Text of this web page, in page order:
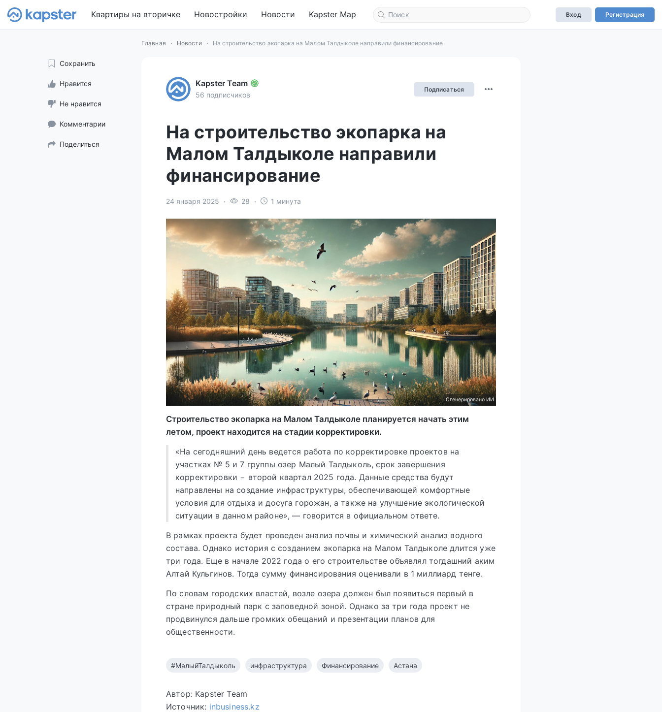
Квартиры на вторичке Новостройки Новости Kapster Map Вход Регистрация
Главная Новости На строительство экопарка на Малом Талдыколе направили финансирование
Сохранить
Нравится
Не нравится
Комментарии
Поделиться
Kapster Team
56 подписчиков
Подписаться
На строительство экопарка на
Малом Талдыколе направили
финансирование
24 января 2025 28 1 минута
Сгенерировано ИИ
Строительство экопарка на Малом Талдыколе планируется начать этим
летом, проект находится на стадии корректировки.
«На сегодняшний день ведется работа по корректировке проектов на
участках № 5 и 7 группы озер Малый Талдыколь, срок завершения
корректировки − второй квартал 2025 года. Данные средства будут
направлены на создание инфраструктуры, обеспечивающей комфортные
условия для отдыха и досуга горожан, а также на улучшение экологической
ситуации в данном районе», — говорится в официальном ответе.
В рамках проекта будет проведен анализ почвы и химический анализ водного
состава. Однако история с созданием экопарка на Малом Талдыколе длится уже
три года. Еще в начале 2022 года о его строительстве объявлял тогдашний аким
Алтай Кульгинов. Тогда сумму финансирования оценивали в 1 миллиард тенге.
По словам городских властей, возле озера должен был появиться первый в
стране природный парк с заповедной зоной. Однако за три года проект не
продвинулся дальше громких обещаний и презентации планов для
общественности.
#МалыйТалдыколь инфраструктура Финансирование Астана
Автор: Kapster Team
Источник: inbusiness.kz